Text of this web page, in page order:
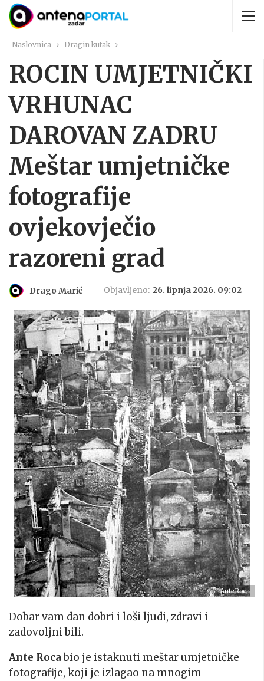
Naslovnica Dragin kutak
ROCIN UMJETNIČKI
VRHUNAC
DAROVAN ZADRU
Meštar umjetničke
fotografije
ovjekovječio
razoreni grad
Drago Marić Objavljeno: 26. lipnja 2026. 09:02
Ante Roca
Dobar vam dan dobri i loši ljudi, zdravi i
zadovoljni bili.
Ante Rocabio je istaknuti meštar umjetničke
fotografije, koji je izlagao na mnogim